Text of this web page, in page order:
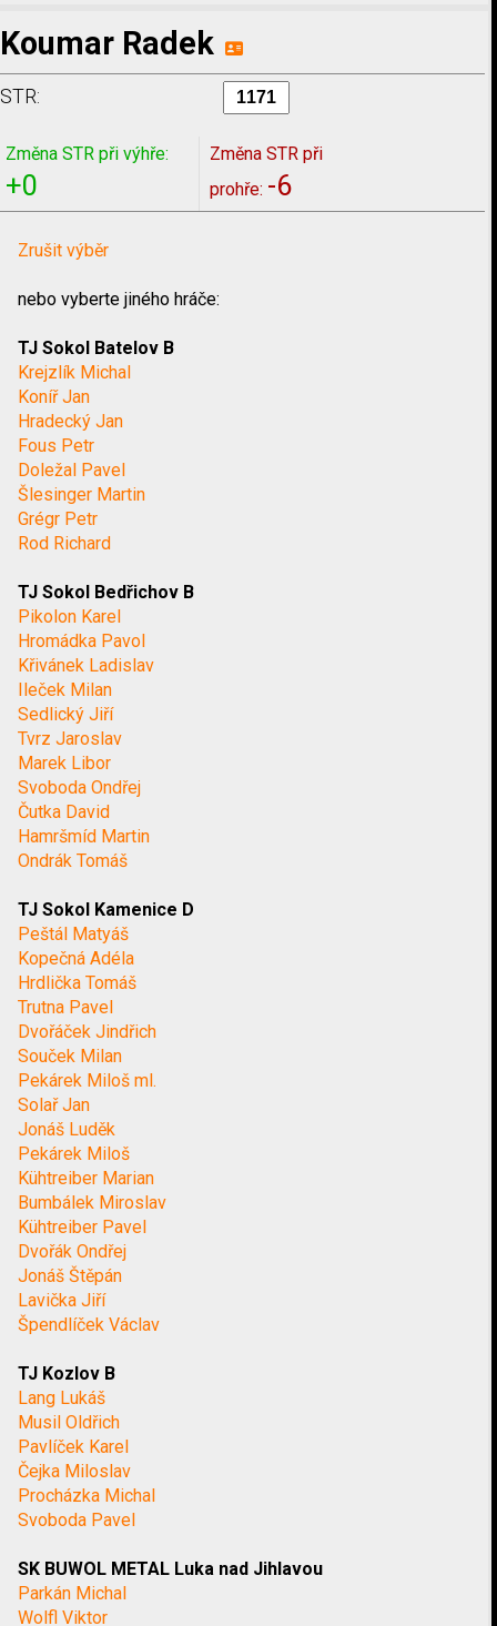
Koumar Radek
STR:
Změna STR při výhře:
+0
Změna STR při
prohře: -6
Zrušit výběr
nebo vyberte jiného hráče:
TJ Sokol Batelov B
Krejzlík Michal
Koníř Jan
Hradecký Jan
Fous Petr
Doležal Pavel
Šlesinger Martin
Grégr Petr
Rod Richard
TJ Sokol Bedřichov B
Pikolon Karel
Hromádka Pavol
Křivánek Ladislav
Ileček Milan
Sedlický Jiří
Tvrz Jaroslav
Marek Libor
Svoboda Ondřej
Čutka David
Hamršmíd Martin
Ondrák Tomáš
TJ Sokol Kamenice D
Peštál Matyáš
Kopečná Adéla
Hrdlička Tomáš
Trutna Pavel
Dvořáček Jindřich
Souček Milan
Pekárek Miloš ml.
Solař Jan
Jonáš Luděk
Pekárek Miloš
Kühtreiber Marian
Bumbálek Miroslav
Kühtreiber Pavel
Dvořák Ondřej
Jonáš Štěpán
Lavička Jiří
Špendlíček Václav
TJ Kozlov B
Lang Lukáš
Musil Oldřich
Pavlíček Karel
Čejka Miloslav
Procházka Michal
Svoboda Pavel
SK BUWOL METAL Luka nad Jihlavou
Parkán Michal
Wolfl Viktor